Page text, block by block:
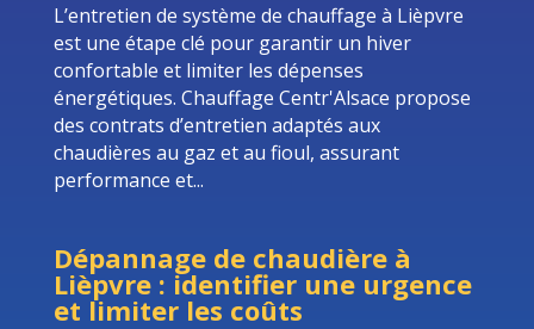
L’entretien de système de chauffage à Lièpvre
est une étape clé pour garantir un hiver
confortable et limiter les dépenses
énergétiques. Chauffage Centr'Alsace propose
des contrats d’entretien adaptés aux
chaudières au gaz et au fioul, assurant
performance et...
Dépannage de chaudière à
Lièpvre : identifier une urgence
et limiter les coûts